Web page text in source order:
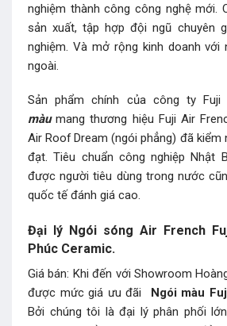
nghiệm thành công công nghệ mới.
sản xuất, tập hợp đội ngũ chuyên
nghiệm. Và mở rộng kinh doanh
ngoài.
Sản phẩm chính của công ty
màumang thương hiệu Fuji Air
Air Roof Dream (ngói phẳng) đã kiểm
đạt. Tiêu chuẩn công nghiệp Nhật
được người tiêu dùng trong nước
quốc tế đánh giá cao.
Đại lý Ngói sóng Air French
Phúc Ceramic.
Giá bán: Khi đến với Showroom
được mức giá ưu đãi Ngói màu
Bởi chúng tôi là đại lý phân phối